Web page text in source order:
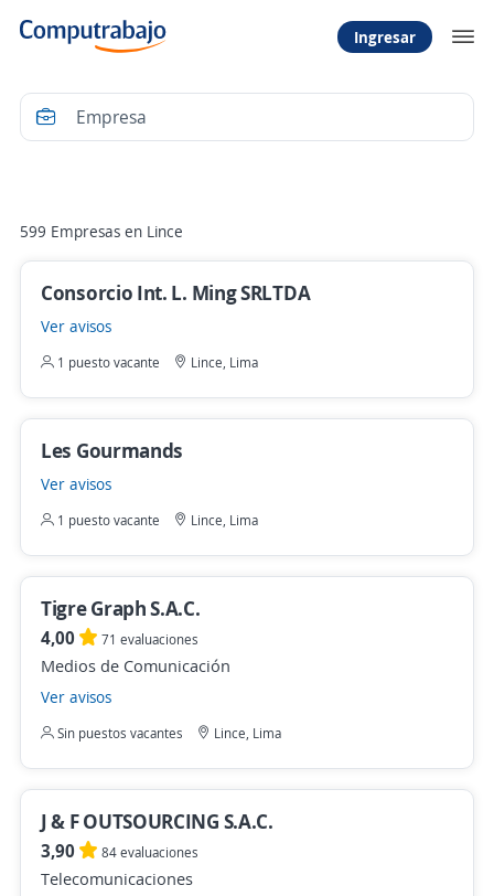
Ingresar
599 Empresas en Lince
Consorcio Int. L. Ming SRLTDA
Ver avisos
1 puesto vacante Lince, Lima
Les Gourmands
Ver avisos
1 puesto vacante Lince, Lima
Tigre Graph S.A.C.
4,00 71 evaluaciones
Medios de Comunicación
Ver avisos
Sin puestos vacantes Lince, Lima
J & F OUTSOURCING S.A.C.
3,90 84 evaluaciones
Telecomunicaciones